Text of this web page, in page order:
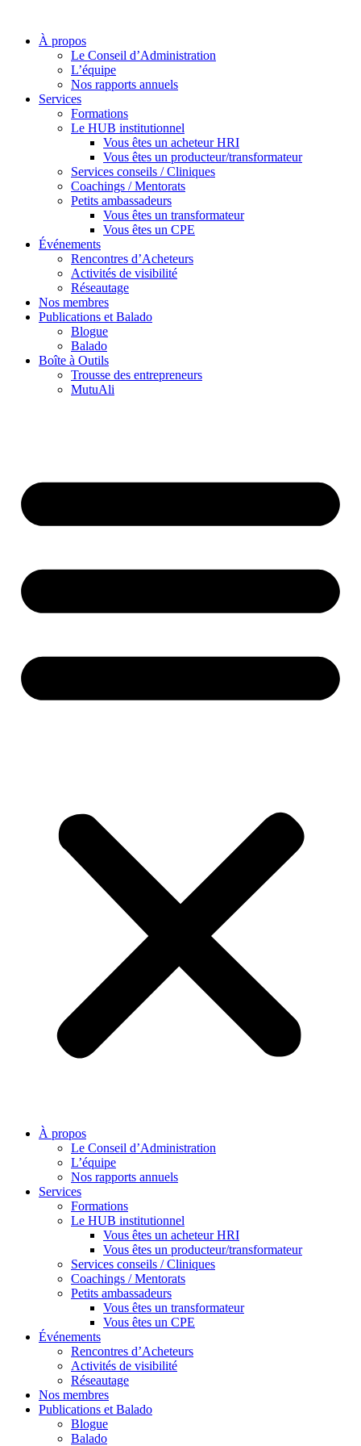
À propos
Le Conseil d’Administration
L’équipe
Nos rapports annuels
Services
Formations
Le HUB institutionnel
Vous êtes un acheteur HRI
Vous êtes un producteur/transformateur
Services conseils / Cliniques
Coachings / Mentorats
Petits ambassadeurs
Vous êtes un transformateur
Vous êtes un CPE
Événements
Rencontres d’Acheteurs
Activités de visibilité
Réseautage
Nos membres
Publications et Balado
Blogue
Balado
Boîte à Outils
Trousse des entrepreneurs
MutuAli
À propos
Le Conseil d’Administration
L’équipe
Nos rapports annuels
Services
Formations
Le HUB institutionnel
Vous êtes un acheteur HRI
Vous êtes un producteur/transformateur
Services conseils / Cliniques
Coachings / Mentorats
Petits ambassadeurs
Vous êtes un transformateur
Vous êtes un CPE
Événements
Rencontres d’Acheteurs
Activités de visibilité
Réseautage
Nos membres
Publications et Balado
Blogue
Balado